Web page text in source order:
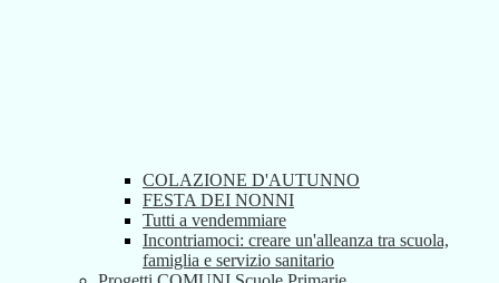
COLAZIONE D'AUTUNNO
FESTA DEI NONNI
Tutti a vendemmiare
Incontriamoci: creare un'alleanza tra scuola,
famiglia e servizio sanitario